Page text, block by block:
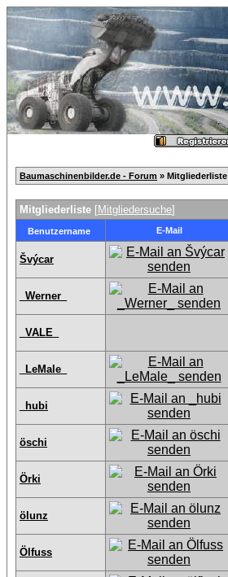
Baumaschinenbilder.de - Forum » Mitgliederliste
Mitgliederliste [Mitgliedersuche]
Benutzername E-Mail
Švýcar
_Werner_
_VALE_
_LeMale_
_hubi
öschi
Örki
ölunz
Ölfuss